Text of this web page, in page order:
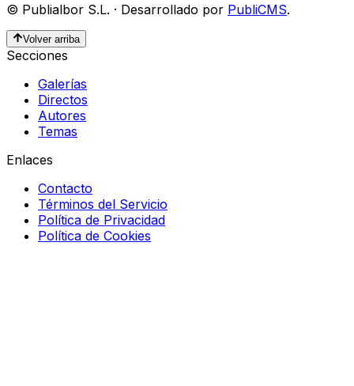
© Publialbor S.L. · Desarrollado por PubliCMS.
Volver arriba
Secciones
Galerías
Directos
Autores
Temas
Enlaces
Contacto
Términos del Servicio
Política de Privacidad
Política de Cookies